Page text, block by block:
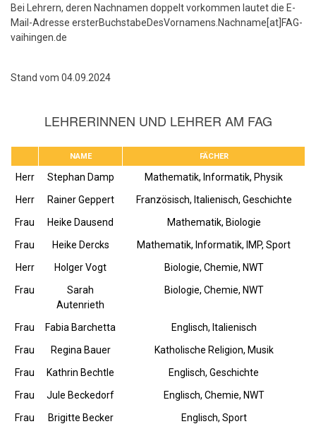
Bei Lehrern, deren Nachnamen doppelt vorkommen lautet die E-
Mail-Adresse ersterBuchstabeDesVornamens.Nachname[at]FAG-
vaihingen.de
Stand vom 04.09.2024
LEHRERINNEN UND LEHRER AM FAG
NAME FÄCHER
Herr Stephan Damp
Mathematik, Informatik, Physik
Herr
Rainer Geppert
Französisch, Italienisch, Geschichte
Frau
Heike Dausend
Mathematik, Biologie
Frau
Heike Dercks
Mathematik, Informatik, IMP, Sport
Herr
Holger Vogt
Biologie, Chemie, NWT
Frau
Sarah
Autenrieth
Biologie, Chemie, NWT
Frau Fabia Barchetta
Englisch, Italienisch
Frau
Regina Bauer
Katholische Religion, Musik
Frau
Kathrin Bechtle
Englisch, Geschichte
Frau
Jule Beckedorf
Englisch, Chemie, NWT
Frau
Brigitte Becker
Englisch, Sport